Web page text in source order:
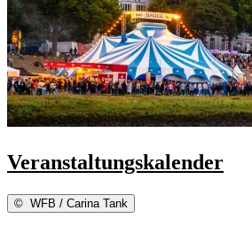
Veranstaltungskalender
© WFB / Carina Tank